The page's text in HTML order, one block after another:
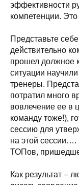
эффективности
компетенции.
Представьте
действительно
прошел должное
ситуации
тренеры.
потратил много
вовлечение ее в
команду тоже!),
сессию для
на этой сессии….
ТОПов,
Как результат –